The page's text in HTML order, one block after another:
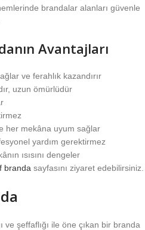
brandalar alanları güvenle
Avantajları
ve ferahlık kazandırır
uzun ömürlüdür
her mekâna uyum sağlar
yardım gerektirmez
ısısını dengeler
branda sayfasını ziyaret edebilirsiniz.
ve şeffaflığı ile öne çıkan bir branda